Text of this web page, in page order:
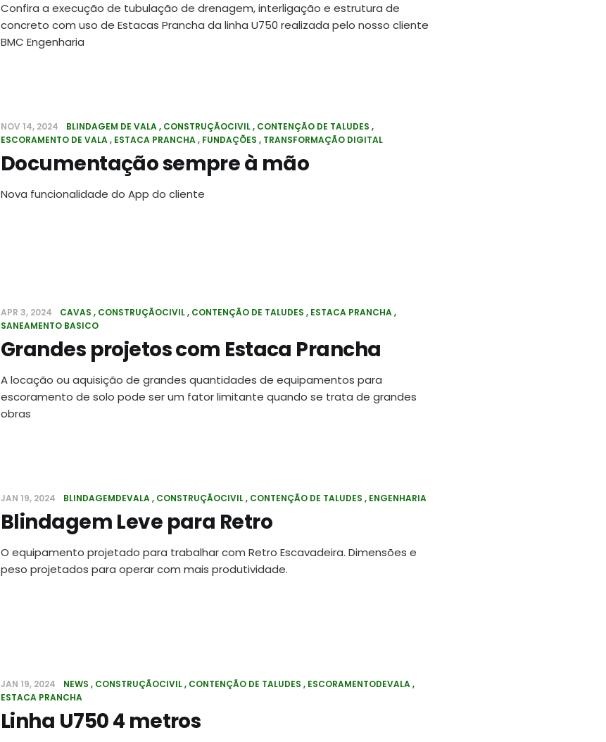
Confira a execução de tubulação de drenagem, interligação e estrutura de
concreto com uso de Estacas Prancha da linha U750 realizada pelo nosso cliente
BMC Engenharia
NOV 14, 2024 BLINDAGEM DE VALA CONSTRUÇÃOCIVIL CONTENÇÃO DE TALUDES
ESCORAMENTO DE VALA ESTACA PRANCHA FUNDAÇÕES TRANSFORMAÇÃO DIGITAL
Documentação sempre à mão
Nova funcionalidade do App do cliente
APR 3, 2024 CAVAS CONSTRUÇÃOCIVIL CONTENÇÃO DE TALUDES
ESTACA PRANCHA
SANEAMENTO BASICO
Grandes projetos com Estaca Prancha
A locação ou aquisição de grandes quantidades de equipamentos para
escoramento de solo pode ser um fator limitante quando se trata de grandes
obras
JAN 19, 2024 BLINDAGEMDEVALA CONSTRUÇÃOCIVIL CONTENÇÃO DE TALUDES ENGENHARIA
Blindagem Leve para Retro
O equipamento projetado para trabalhar com Retro Escavadeira. Dimensões e
peso projetados para operar com mais produtividade.
JAN 19, 2024 NEWS CONSTRUÇÃOCIVIL CONTENÇÃO DE TALUDES
ESCORAMENTODEVALA
ESTACA PRANCHA
Linha U750 4 metros